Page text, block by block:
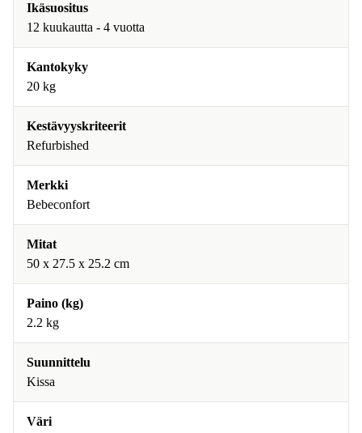
Ikäsuositus
12 kuukautta - 4 vuotta
Kantokyky
20 kg
Kestävyyskriteerit
Refurbished
Merkki
Bebeconfort
Mitat
50 x 27.5 x 25.2 cm
Paino (kg)
2.2 kg
Suunnittelu
Kissa
Väri